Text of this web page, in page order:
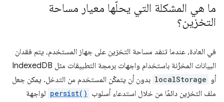
ما هي المشكلة التي يحلّها معيار مساحة
التخزين؟
في العادة، عندما تنفد مساحة التخزين على جهاز المستخدم، يتم فقدان
البيانات المخزّنة باستخدام واجهات برمجة التطبيقات مثل IndexedDB
أو localStorage بدون أن يتمكّن المستخدم من التدخل. يمكن جعل
ملف التخزين دائمًا من خلال استدعاء أسلوب persist() لواجهة